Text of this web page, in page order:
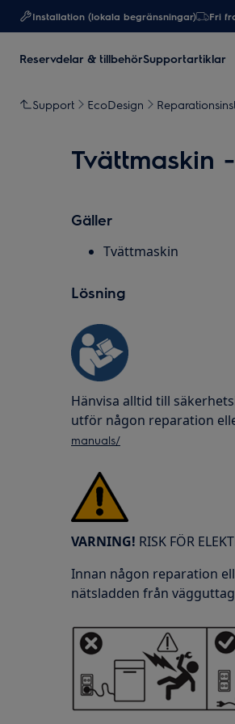
Installation (lokala begränsningar) Fri
Reservdelar & tillbehörSupportartiklar
Support EcoDesign
Tvättmaskin
Gäller
Tvättmaskin
Lösning
Hänvisa alltid till
utför någon reparation
manuals/
VARNING! RISK FÖR
Innan någon reparation
nätsladden från